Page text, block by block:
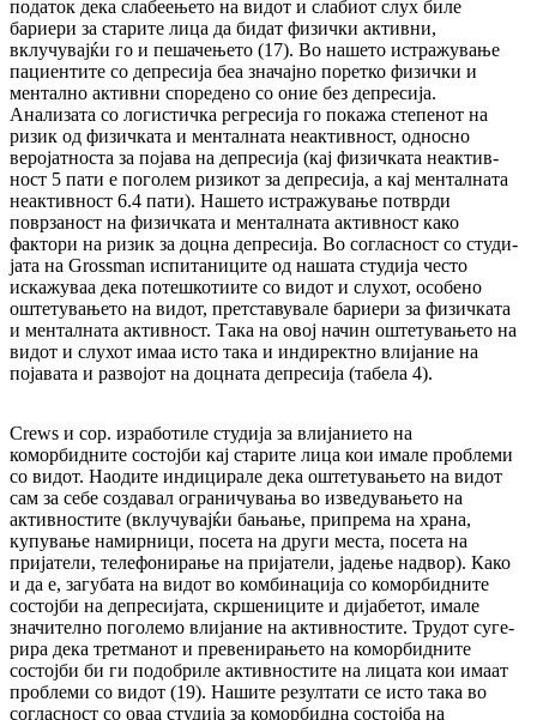
податок дека слабеењето на видот и сла­би­от слух биле
бариери за старите лица да би­дат физички активни,
вклучувајќи го и пе­ша­че­ње­то (17). Во нашето истражување
па­циен­ти­те со депресија беа значајно поретко фи­зич­ки и
ментално активни споредено со оние без де­пресија.
Анализата со логистичка регресија го покажа степенот на
ризик од физичката и мен­талната неактивност, односно
веројатноста за појава на депресија (кај физичката неак­тив­
ност 5 пати е поголем ризикот за депресија, а кај менталната
неактивност 6.4 пати). Нашето ис­тра­жување потврди
поврзаност на фи­зич­ка­та и менталната активност како
фактори на ри­зик за доцна депресија. Во согласност со сту­ди­
ја­та на Grossman испитаниците од нашата сту­ди­ја често
искажуваа дека потешкотиите со ви­дот и слухот, особено
оштетувањето на ви­дот, претставувале бариери за физичката
и мен­талната активност. Така на овој начин ош­те­ту­вањето на
видот и слухот имаа исто така и ин­ди­ректно влијание на
појавата и развојот на доц­ната депресија (табела 4).
Crews и сор. изработиле студија за вли­ја­ние­то на
коморбидните состојби кај старите ли­ца кои имале проблеми
со видот. Наодите ин­дицирале дека оштетувањето на видот
сам за себе создавал ограничувања во из­ве­ду­ва­ње­то на
активностите (вклучувајќи бањање, при­према на храна,
купување намирници, по­сета на други места, посета на
пријатели, те­ле­фонирање на пријатели, јадење надвор). Како
и да е, загубата на видот во ком­би­на­ци­ја со коморбидните
состојби на депресијата, скр­шениците и дијабетот, имале
значително по­го­лемо влијание на активностите. Трудот су­ге­
рира дека третманот и превенирањето на комо­рбидните
состојби би ги подобриле ак­тив­ностите на лицата кои имаат
проблеми со ви­дот (19). Нашите резултати се исто така во
сог­ласност со оваа студија за коморбидна сос­тојба на